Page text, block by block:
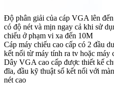
Độ phân giải của cáp VGA lên
có độ nét và mịn ngay cả khi sử
chiếu ở phạm vi xa đến 10M
Cáp máy chiếu cao cấp có 2 đầu
kết nối từ máy tính ra tv hoặc máy
Dây VGA cao cấp được thiết kế
đĩa, đầu kỹ thuật số kết nối với
nét cao